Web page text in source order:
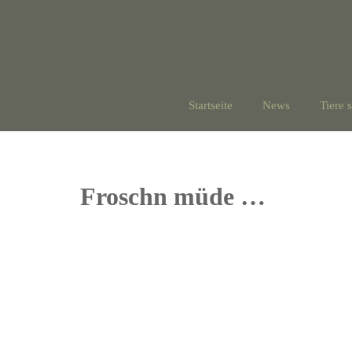
Startseite News Tiere
Froschn müde …